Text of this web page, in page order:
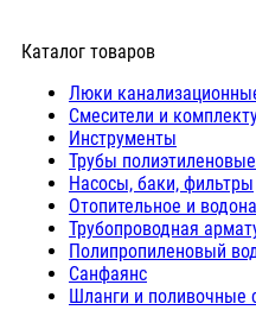
Каталог товаров
Люки
Cмесители и
Инструменты
Трубы
Насосы, баки, фильтры
Отопительное и
Трубопроводная
Полипропиленовый
Санфаянс
Шланги и поливочные